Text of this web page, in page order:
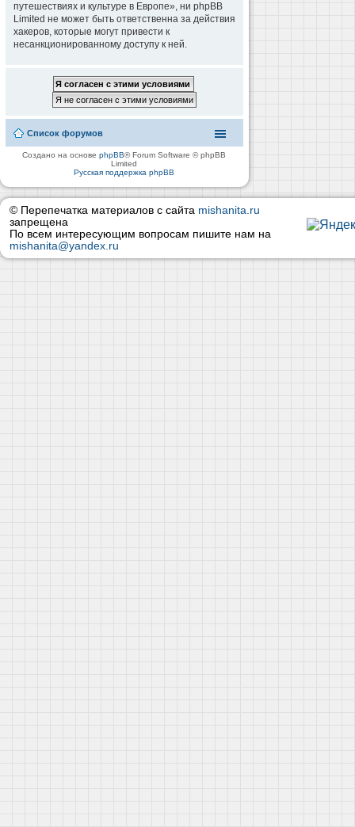
путешествиях и культуре в Европе», ни phpBB
Limited не может быть ответственна за действия
хакеров, которые могут привести к
несанкционированному доступу к ней.
Список форумов
Создано на основеphpBB® Forum Software © phpBB
Limited
Русская поддержка phpBB
© Перепечатка материалов с сайта mishanita.ru
запрещена
По всем интересующим вопросам пишите нам на
mishanita@yandex.ru